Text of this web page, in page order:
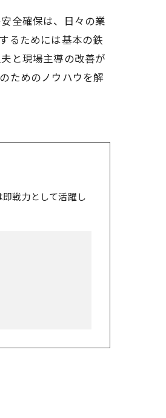
全確保は、日々の業
るためには基本の鉄
と現場主導の改善が
ためのノウハウを解
戦力として活躍し